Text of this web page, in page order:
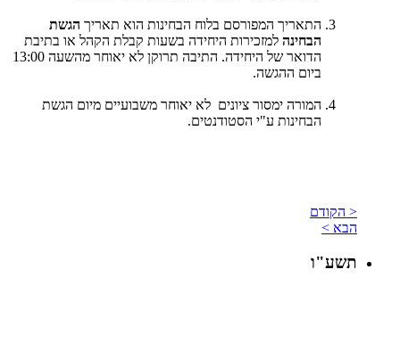
התאריך המפורסם בלוח הבחינות הוא תאריך הגשת
הבחינה למזכירות היחידה בשעות קבלת הקהל או בתיבת
הדואר של היחידה. התיבה תרוקן לא יאוחר מהשעה 13:00
ביום ההגשה.
המורה ימסור ציונים לא יאוחר משבועיים מיום הגשת
הבחינות ע"י הסטודנטים.
< הקודם
הבא >
תשע"ו